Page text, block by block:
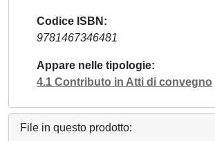
Codice ISBN
9781467346481
Appare nelle tipologie
4.1 Contributo in Atti di convegno
File in questo prodotto: